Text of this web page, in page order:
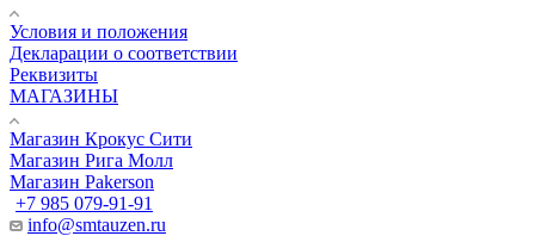
Условия и положения
Декларации о соответствии
Реквизиты
МАГАЗИНЫ
Магазин Крокус Сити
Магазин Рига Молл
Магазин Pakerson
+7 985 079-91-91
info@smtauzen.ru